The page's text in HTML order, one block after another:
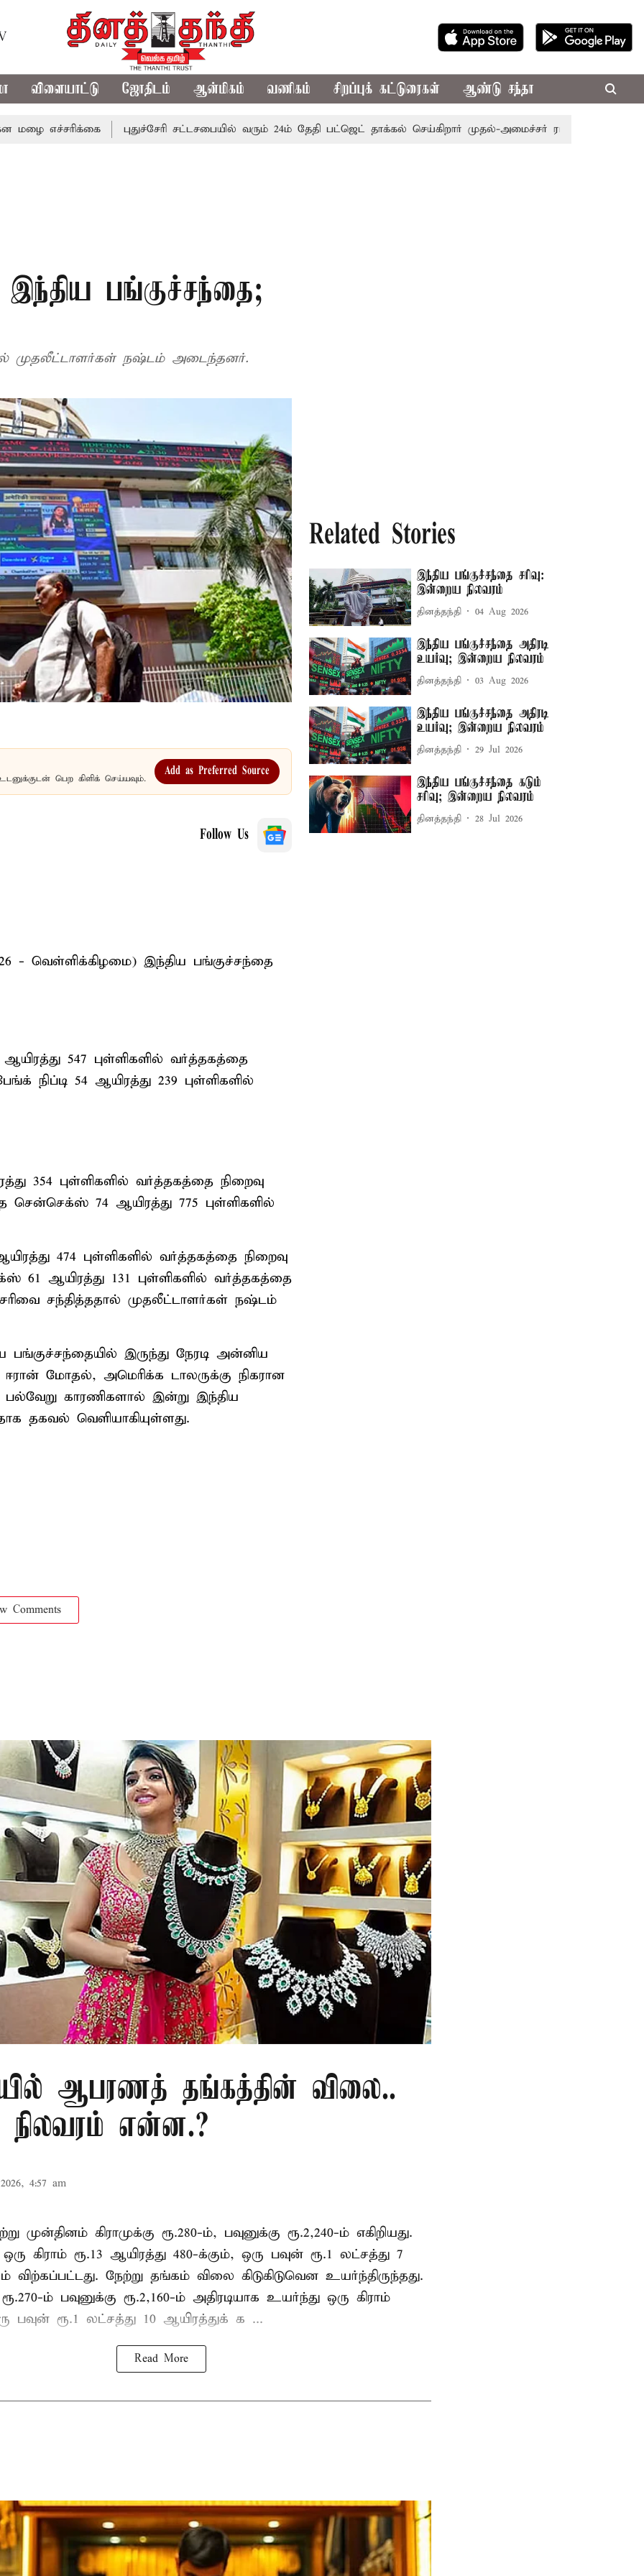
விளையாட்டு ஜோதிடம் ஆன்மிகம் வணிகம் சிறப்புக் கட்டுரைகள் ஆண்டு சந்தா
புதுச்சேரி சட்டசபையில் வரும் 24ம் தேதி பட்ஜெட் தாக்கல் செய்கிறார் முதல்-அமைச்சர் ரங்கசாமி
இந்திய பங்குச்சந்தை;
முதலீட்டாளர்கள் நஷ்டம் அடைந்தனர்.
பெற கிளிக் செய்யவும்.
Add as Preferred Source
Follow Us
- வெள்ளிக்கிழமை) இந்திய பங்குச்சந்தை
ஆயிரத்து 547 புள்ளிகளில் வர்த்தகத்தை
நிப்டி 54 ஆயிரத்து 239 புள்ளிகளில்
354 புள்ளிகளில் வர்த்தகத்தை நிறைவு
சென்செக்ஸ் 74 ஆயிரத்து 775 புள்ளிகளில்
474 புள்ளிகளில் வர்த்தகத்தை நிறைவு
61 ஆயிரத்து 131 புள்ளிகளில் வர்த்தகத்தை
சந்தித்ததால் முதலீட்டாளர்கள் நஷ்டம்
இருந்து நேரடி அன்னிய
மோதல், அமெரிக்க டாலருக்கு நிகரான
பல்வேறு காரணிகளால் இன்று இந்திய
தகவல் வெளியாகியுள்ளது.
Comments
Related Stories
இந்திய பங்குச்சந்தை சரிவு:
இன்றைய நிலவரம்
தினத்தந்தி 04 Aug 2026
இந்திய பங்குச்சந்தை அதிரடி
உயர்வு; இன்றைய நிலவரம்
தினத்தந்தி 03 Aug 2026
இந்திய பங்குச்சந்தை அதிரடி
உயர்வு; இன்றைய நிலவரம்
தினத்தந்தி 29 Jul 2026
இந்திய பங்குச்சந்தை கடும்
சரிவு; இன்றைய நிலவரம்
தினத்தந்தி 28 Jul 2026
ஆபரணத் தங்கத்தின் விலை..
என்ன.?
4:57 am
முன்தினம் கிராமுக்கு ரூ.280-ம், பவுனுக்கு ரூ.2,240-ம் எகிறியது.
கிராம் ரூ.13 ஆயிரத்து 480-க்கும், ஒரு பவுன் ரூ.1 லட்சத்து 7
விற்கப்பட்டது. நேற்று தங்கம் விலை கிடுகிடுவென உயர்ந்திருந்தது.
ரூ.270-ம் பவுனுக்கு ரூ.2,160-ம் அதிரடியாக உயர்ந்து ஒரு கிராம்
பவுன் ரூ.1 லட்சத்து 10 ஆயிரத்துக் க ...
Read More